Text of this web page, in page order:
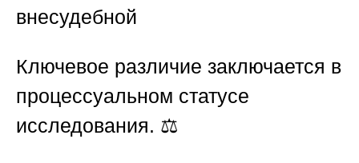
внесудебной
Ключевое различие заключается в
процессуальном статусе
исследования. ⚖️